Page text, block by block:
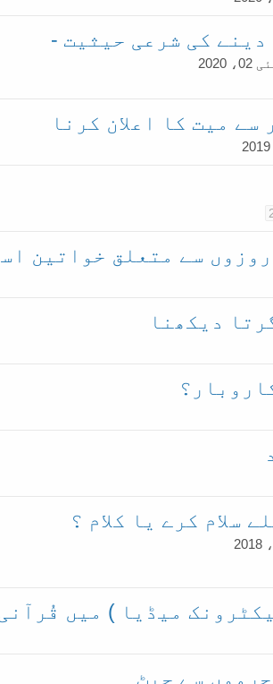
کی شرعی حیثیت -
2020
سے میت کا اعلان کرنا
سے متعلق خواتین
دیکھنا
سلام کرے یا کلام ؟
میڈیا ) میں
سے چیٹ